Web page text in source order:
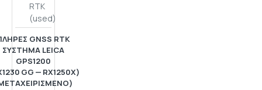
RTK
(used)
GNSS RTK
ΣΥΣΤΗΜΑ LEICA
GPS1200
GG — RX1250X)